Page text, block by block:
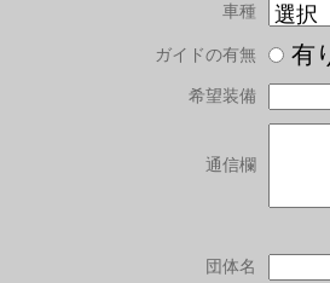
車種
ガイドの有無
希望装備
通信欄
団体名